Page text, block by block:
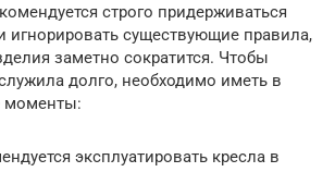
строго придерживаться
игнорировать существующие правила,
заметно сократится. Чтобы
долго, необходимо иметь в
моменты:
эксплуатировать кресла в